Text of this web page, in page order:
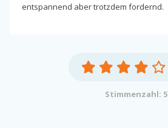
entspannend aber trotzdem fordernd.
Stimmenzahl: 5